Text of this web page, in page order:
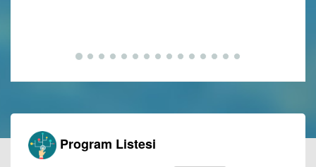
Program Listesi